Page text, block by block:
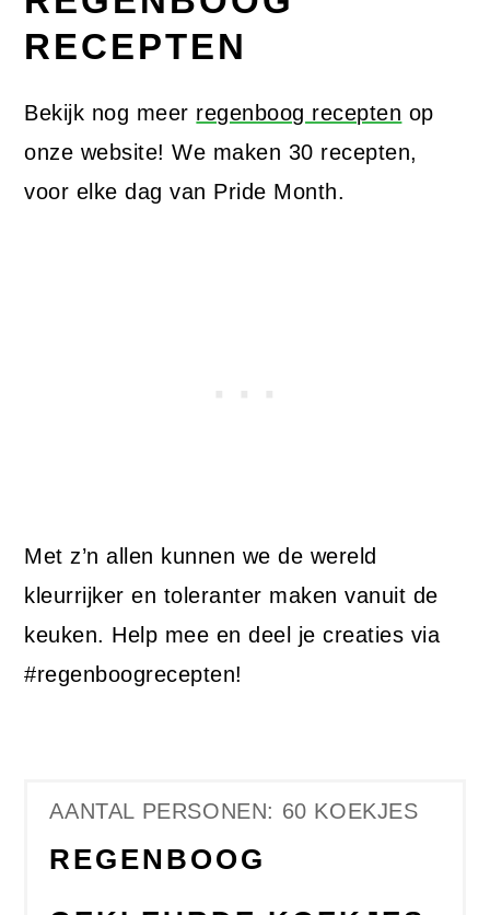
RECEPTEN
Bekijk nog meer regenboog recepten op
onze website! We maken 30 recepten,
voor elke dag van Pride Month.
Met z’n allen kunnen we de wereld
kleurrijker en toleranter maken vanuit de
keuken. Help mee en deel je creaties via
#regenboogrecepten!
AANTAL PERSONEN: 60 KOEKJES
REGENBOOG